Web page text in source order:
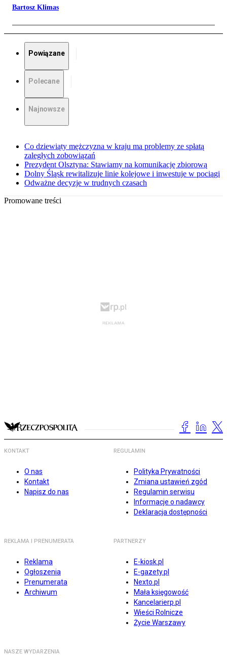
Bartosz Klimas
Powiązane
Polecane
Najnowsze
Co dziewiąty mężczyzna w kraju ma problemy ze spłatą
zaległych zobowiązań
Prezydent Olsztyna: Stawiamy na komunikację zbiorową
Dolny Śląsk rewitalizuje linie kolejowe i inwestuje w pociągi
Odważne decyzje w trudnych czasach
Promowane treści
KONTAKT
O nas
Kontakt
Napisz do nas
REGULAMIN
Polityka Prywatności
Zmiana ustawień zgód
Regulamin serwisu
Informacje o nadawcy
Deklaracja dostępności
REKLAMA I PRENUMERATA
Reklama
Ogłoszenia
Prenumerata
Archiwum
PARTNERZY
E-kiosk.pl
E-gazety.pl
Nexto.pl
Mała księgowość
Kancelarierp.pl
Wieści Rolnicze
Życie Warszawy
NASZE WYDARZENIA